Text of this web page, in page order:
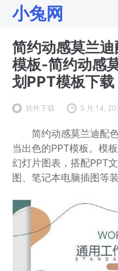
小兔网
简约动感莫兰
模板-简约动感
划PPT模板下载
软件下载 5 月 14,
简约动感莫兰迪配
当出色的PPT模板。模
幻灯片图表，搭配PPT
图、笔记本电脑插图等装